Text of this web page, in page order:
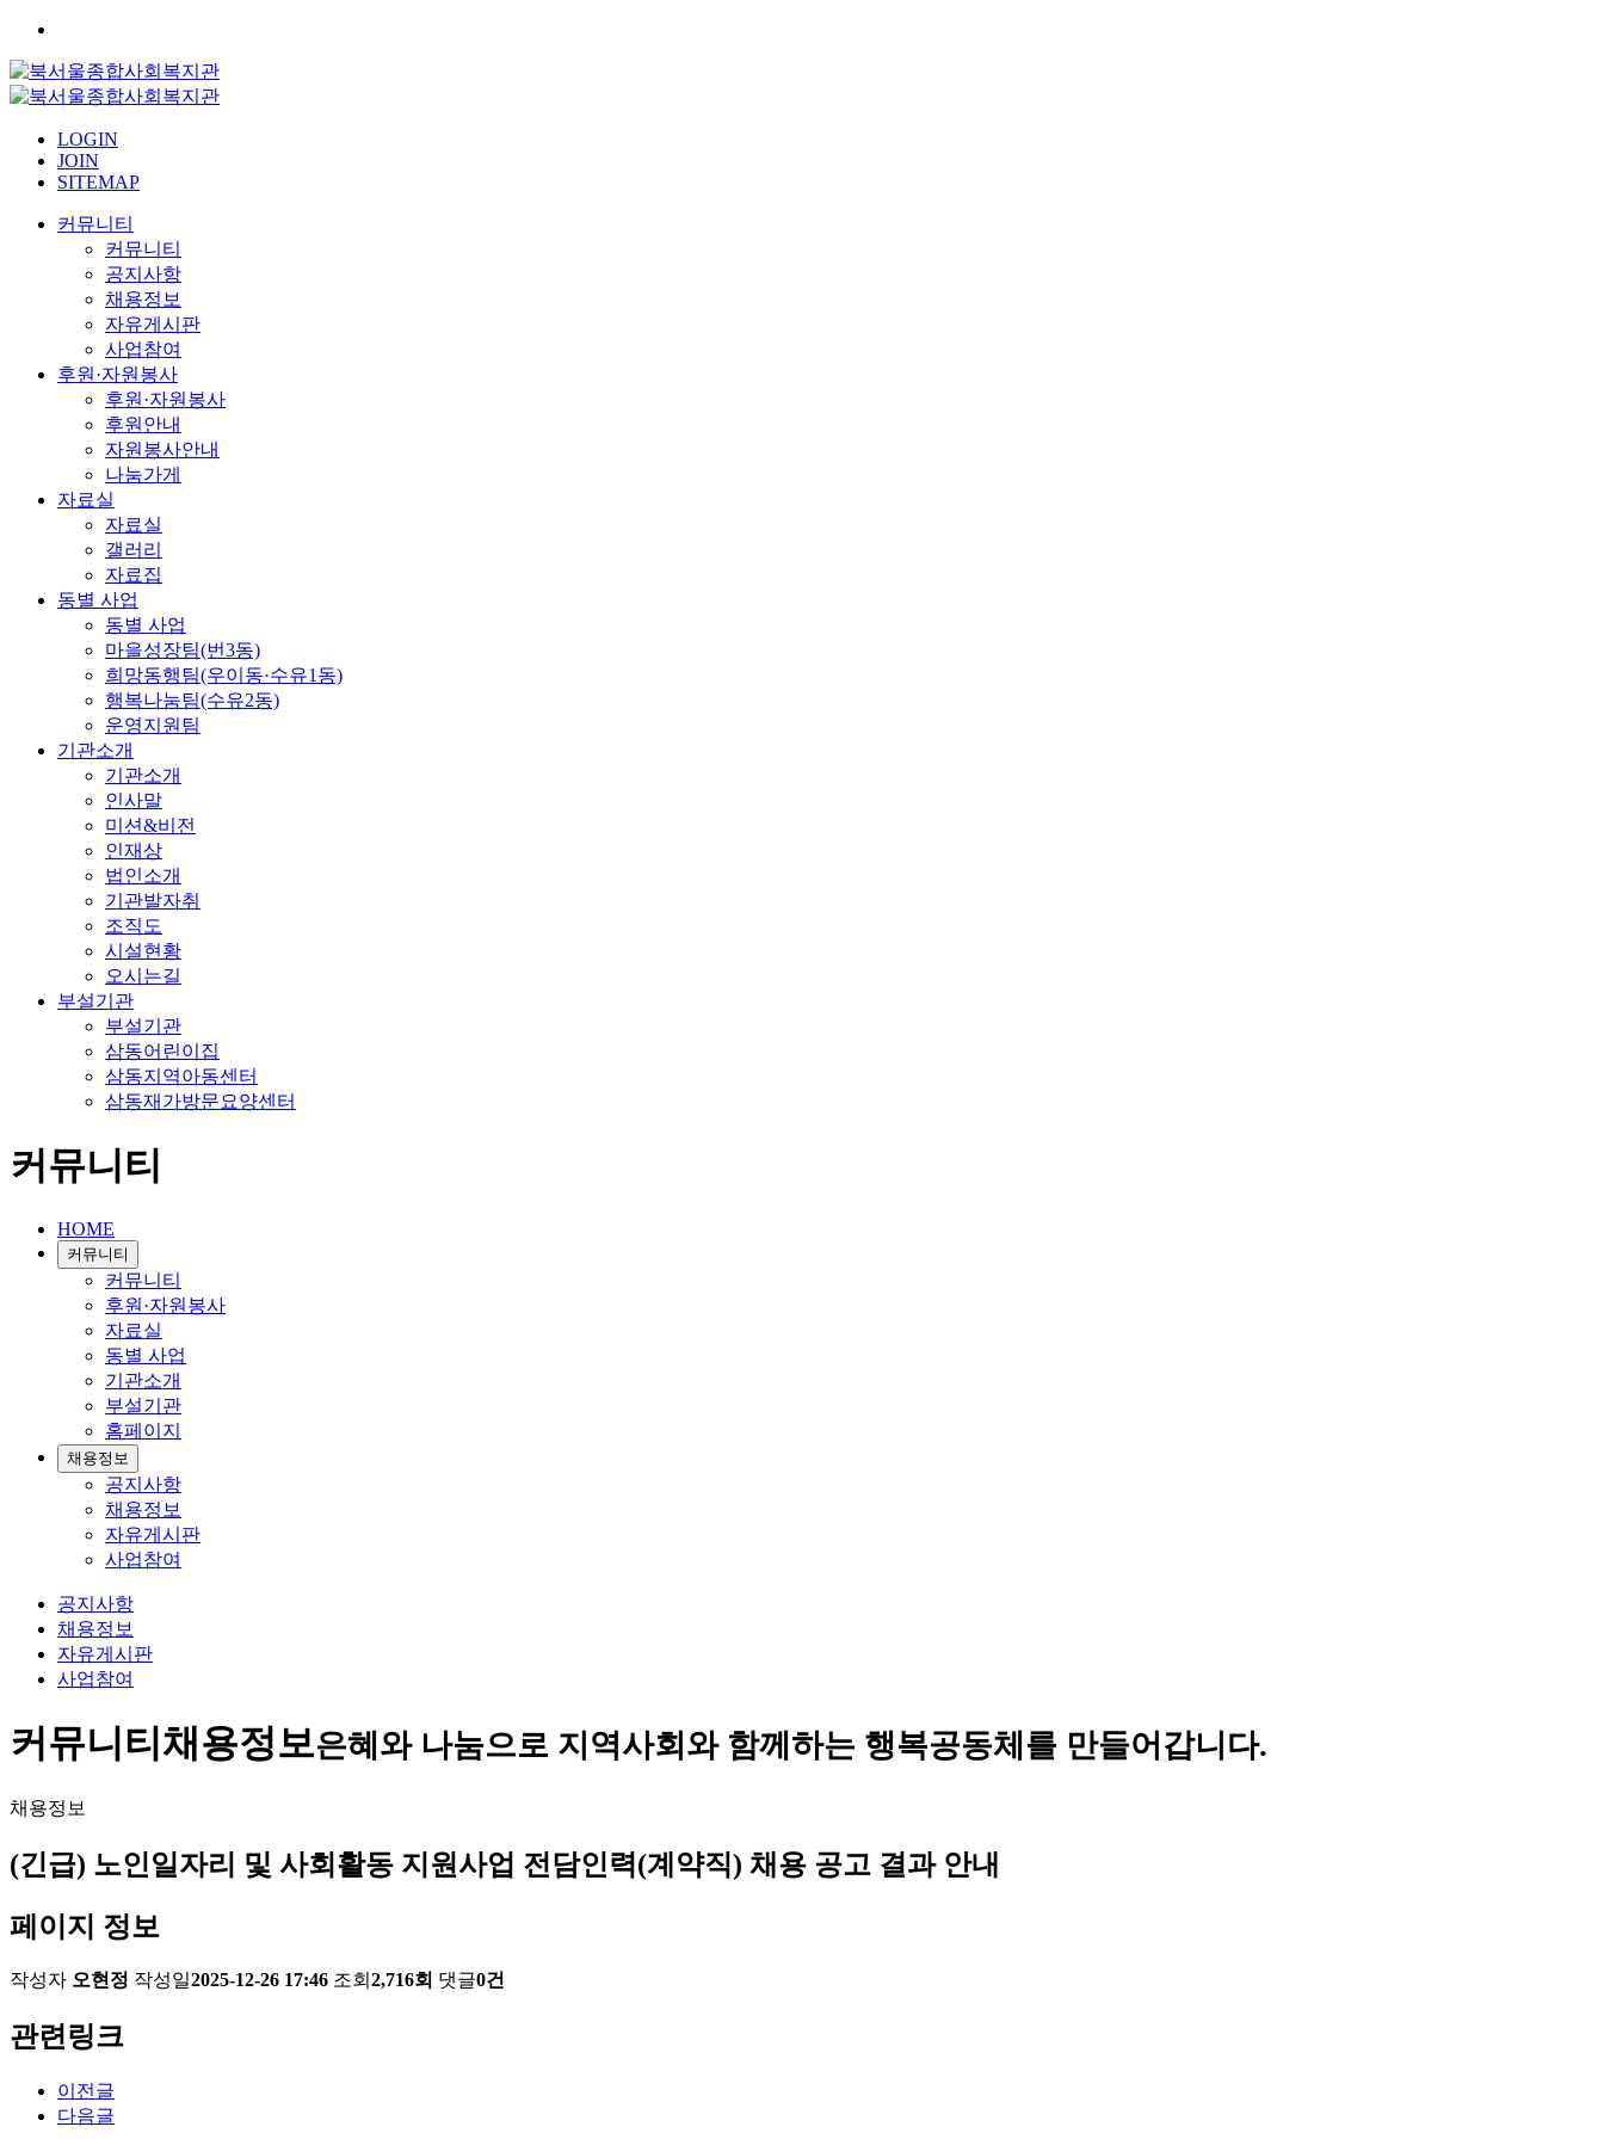
LOGIN
JOIN
SITEMAP
커뮤니티
커뮤니티
공지사항
채용정보
자유게시판
사업참여
후원·자원봉사
후원·자원봉사
후원안내
자원봉사안내
나눔가게
자료실
자료실
갤러리
자료집
동별 사업
동별 사업
마을성장팀(번3동)
희망동행팀(우이동·수유1동)
행복나눔팀(수유2동)
운영지원팀
기관소개
기관소개
인사말
미션&비전
인재상
법인소개
기관발자취
조직도
시설현황
오시는길
부설기관
부설기관
삼동어린이집
삼동지역아동센터
삼동재가방문요양센터
커뮤니티
HOME
커뮤니티
커뮤니티
후원·자원봉사
자료실
동별 사업
기관소개
부설기관
홈페이지
채용정보
공지사항
채용정보
자유게시판
사업참여
공지사항
채용정보
자유게시판
사업참여
커뮤니티채용정보은혜와 나눔으로 지역사회와 함께하는 행복공동체를 만들어갑니다.
채용정보
(긴급) 노인일자리 및 사회활동 지원사업 전담인력(계약직) 채용 공고 결과 안내
페이지 정보
작성자 오현정 작성일2025-12-26 17:46 조회 2,716회 댓글0건
관련링크
이전글
다음글